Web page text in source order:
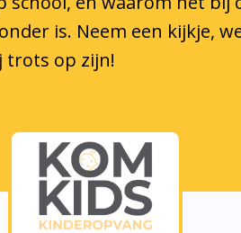
is. Neem een kijkje,
trots op zijn!